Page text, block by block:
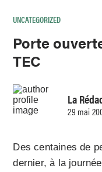
UNCATEGORIZED
Porte
TEC
La
29 mai
Des centaines de
dernier, à la